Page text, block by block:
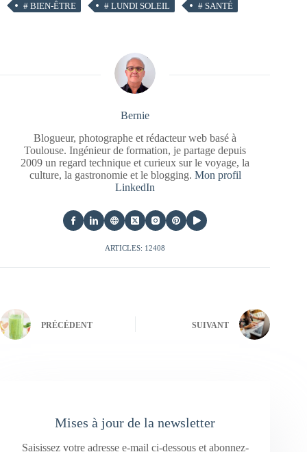
# BIEN-ÊTRE # LUNDI SOLEIL # SANTÉ
Bernie
Blogueur, photographe et rédacteur web basé à
Toulouse. Ingénieur de formation, je partage depuis
2009 un regard technique et curieux sur le voyage, la
culture, la gastronomie et le blogging. Mon profil
LinkedIn
ARTICLES: 12408
PRÉCÉDENT SUIVANT
Mises à jour de la newsletter
Saisissez votre adresse e-mail ci-dessous et abonnez-